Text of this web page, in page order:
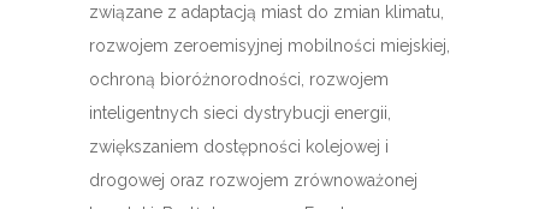
związane z adaptacją miast do zmian klimatu,
rozwojem zeroemisyjnej mobilności miejskiej,
ochroną bioróżnorodności, rozwojem
inteligentnych sieci dystrybucji energii,
zwiększaniem dostępności kolejowej i
drogowej oraz rozwojem zrównoważonej